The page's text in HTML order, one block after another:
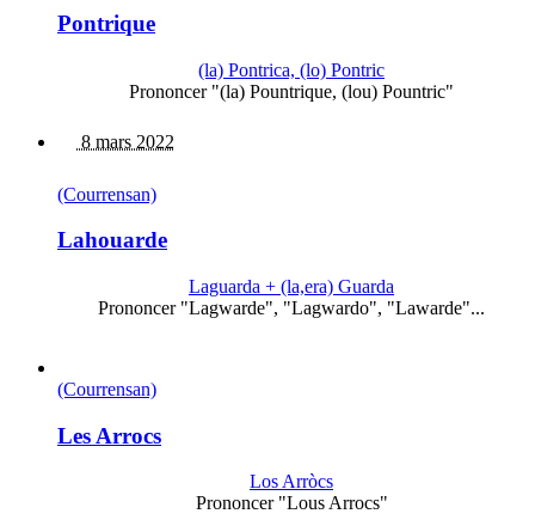
Pontrique
(la) Pontrica, (lo) Pontric
Prononcer "(la) Pountrique, (lou) Pountric"
8 mars 2022
(Courrensan)
Lahouarde
Laguarda + (la,era) Guarda
Prononcer "Lagwarde", "Lagwardo", "Lawarde"...
(Courrensan)
Les Arrocs
Los Arròcs
Prononcer "Lous Arrocs"